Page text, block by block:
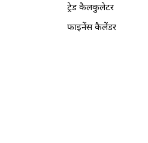
ट्रेड कैलकुलेटर
फाइनेंस कैलेंडर